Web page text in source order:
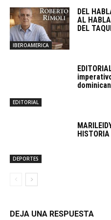
IBEROAMERICA
DEL
AL
DEL
EDITORIAL
DEPORTES
DEJA UNA RESPUESTA